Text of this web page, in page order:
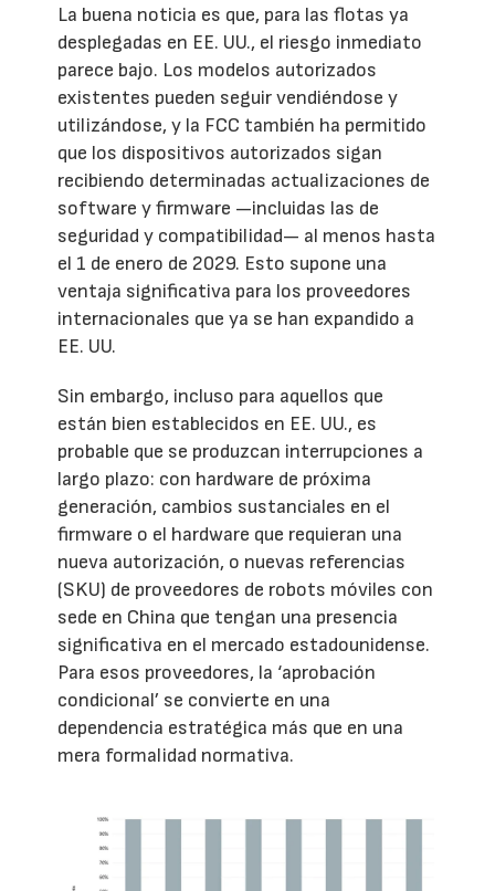
La buena noticia es que, para las flotas ya
desplegadas en EE. UU., el riesgo inmediato
parece bajo. Los modelos autorizados
existentes pueden seguir vendiéndose y
utilizándose, y la FCC también ha permitido
que los dispositivos autorizados sigan
recibiendo determinadas actualizaciones de
software y firmware —incluidas las de
seguridad y compatibilidad— al menos hasta
el 1 de enero de 2029. Esto supone una
ventaja significativa para los proveedores
internacionales que ya se han expandido a
EE. UU.
Sin embargo, incluso para aquellos que
están bien establecidos en EE. UU., es
probable que se produzcan interrupciones a
largo plazo: con hardware de próxima
generación, cambios sustanciales en el
firmware o el hardware que requieran una
nueva autorización, o nuevas referencias
(SKU) de proveedores de robots móviles con
sede en China que tengan una presencia
significativa en el mercado estadounidense.
Para esos proveedores, la ‘aprobación
condicional’ se convierte en una
dependencia estratégica más que en una
mera formalidad normativa.